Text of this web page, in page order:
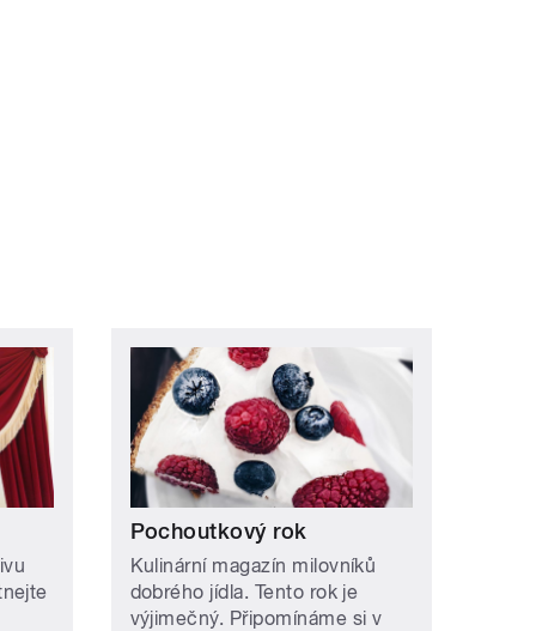
Pochoutkový rok
Kulinární magazín milovníků
dobrého jídla. Tento rok je
výjimečný. Připomínáme si v